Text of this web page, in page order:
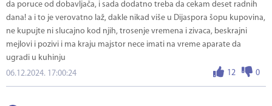
da poruce od dobavljača, i sada dodatno treba da cekam deset radnih
dana! a i to je verovatno laž, dakle nikad više u Dijaspora šopu kupovina,
ne kupujte ni slucajno kod njih, trosenje vremena i zivaca, beskrajni
mejlovi i pozivi i ma kraju majstor nece imati na vreme aparate da
ugradi u kuhinju
12
0
06.12.2024. 17:00:24